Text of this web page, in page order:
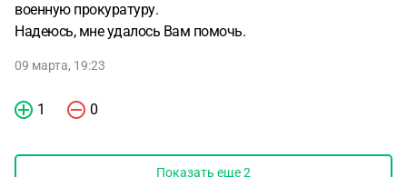
военную прокуратуру.
Надеюсь, мне удалось Вам помочь.
09 марта, 19:23
1 0
Показать еще2